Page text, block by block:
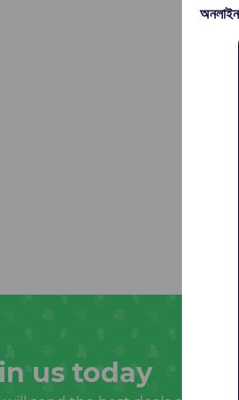
us today